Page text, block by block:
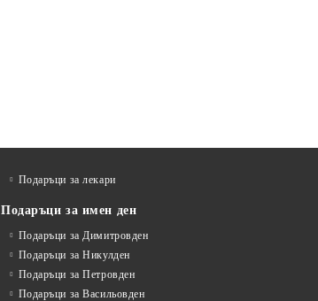
Подаръци за лекари
Подаръци за имен ден
Подаръци за Димитровден
Подаръци за Никулден
Подаръци за Петровден
Подаръци за Васильовден